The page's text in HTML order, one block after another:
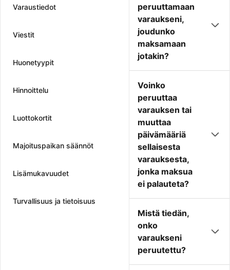
Varaustiedot
Viestit
Huonetyypit
Hinnoittelu
Luottokortit
Majoituspaikan säännöt
Lisämukavuudet
Turvallisuus ja tietoisuus
peruuttamaan
varaukseni,
joudunko
maksamaan
jotakin?
Voinko
peruuttaa
varauksen tai
muuttaa
päivämääriä
sellaisesta
varauksesta,
jonka maksua
ei palauteta?
Mistä tiedän,
onko
varaukseni
peruutettu?